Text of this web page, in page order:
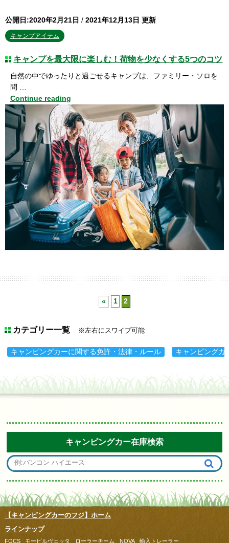
公開日:2020年2月21日 / 2021年12月13日 更新
キャンプアイテム
キャンプを最大限に楽しむ！荷物を少なくする5つのコツ
自然の中でゆったりと過ごせるキャンプは、ファミリー・ソロを
問 …
Continue reading
« 1 2
カテゴリー一覧 ※左右にスワイプ可能
キャンピングカーに関する免許・法律・ルール キャンピングカ
キャンピングカー在庫検索
【キャンピングカーのフジ】ホーム
ラインナップ
FOCS モービルヴェッタ ローラーチーム NOVA 輸入トレーラー